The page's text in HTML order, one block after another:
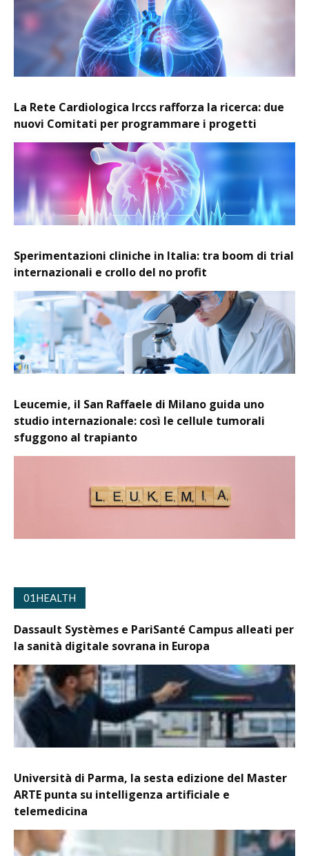
La Rete Cardiologica Irccs rafforza la ricerca: due
nuovi Comitati per programmare i progetti
Sperimentazioni cliniche in Italia: tra boom di trial
internazionali e crollo del no profit
Leucemie, il San Raffaele di Milano guida uno
studio internazionale: così le cellule tumorali
sfuggono al trapianto
01HEALTH
Dassault Systèmes e PariSanté Campus alleati per
la sanità digitale sovrana in Europa
Università di Parma, la sesta edizione del Master
ARTE punta su intelligenza artificiale e
telemedicina